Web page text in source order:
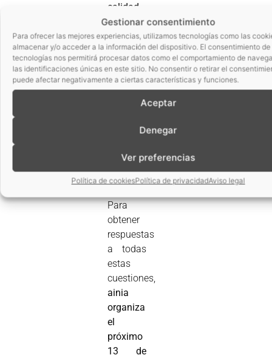
Gestionar consentimiento
Para ofrecer las mejores experiencias, utilizamos tecnologías como las
almacenar y/o acceder a la información del dispositivo. El consentimiento de
tecnologías nos permitirá procesar datos como el comportamiento de
las identificaciones únicas en este sitio. No consentir o retirar el
puede afectar negativamente a ciertas características y funciones.
Aceptar
Denegar
Ver preferencias
Política de cookiesPolítica de privacidadAviso legal
calidad
y la
seguridad
de mi
producto
reduciendo
eficiente
procesos?
Para
obtener
respuestas
a todas
estas
cuestiones,
ainia
organiza
el
próximo
13 de